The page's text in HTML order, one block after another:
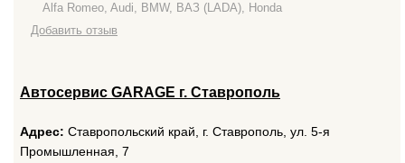
Alfa Romeo, Audi, BMW, ВАЗ (LADA), Honda
Добавить отзыв
Автосервис GARAGE г. Ставрополь
Адрес: Ставропольский край, г. Ставрополь, ул. 5-я
Промышленная, 7